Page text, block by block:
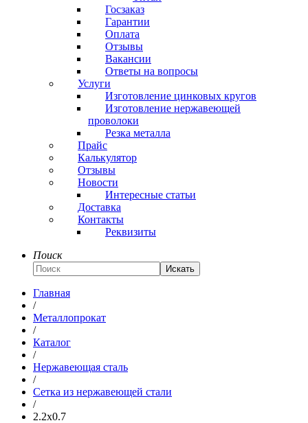
Госзаказ
Гарантии
Оплата
Отзывы
Вакансии
Ответы на вопросы
Услуги
Изготовление цинковых кругов
Изготовление нержавеющей
проволоки
Резка металла
Прайс
Калькулятор
Отзывы
Новости
Интересные статьи
Доставка
Контакты
Реквизиты
Поиск
Искать
Главная
/
Металлопрокат
/
Каталог
/
Нержавеющая сталь
/
Сетка из нержавеющей стали
/
2.2x0.7